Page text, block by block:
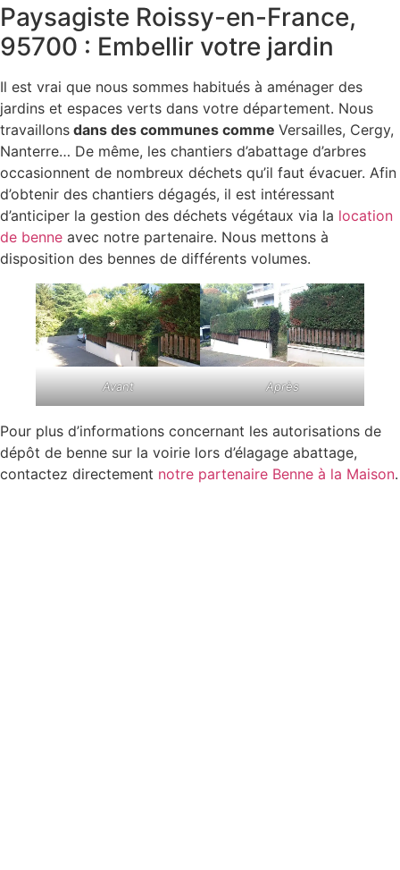
Paysagiste Roissy-en-France,
95700 : Embellir votre jardin
Il est vrai que nous sommes habitués à aménager des
jardins et espaces verts dans votre département. Nous
travaillons dans des communes comme Versailles, Cergy,
Nanterre… De même, les chantiers d’abattage d’arbres
occasionnent de nombreux déchets qu’il faut évacuer. Afin
d’obtenir des chantiers dégagés, il est intéressant
d’anticiper la gestion des déchets végétaux via la location
de benne avec notre partenaire. Nous mettons à
disposition des bennes de différents volumes.
Avant Après
Pour plus d’informations concernant les autorisations de
dépôt de benne sur la voirie lors d’élagage abattage,
contactez directement notre partenaire Benne à la Maison.